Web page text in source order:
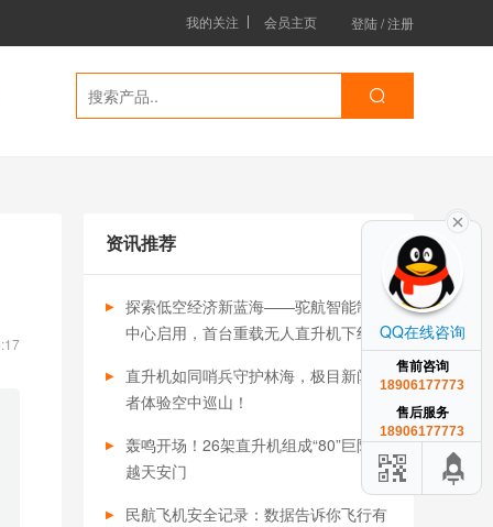
我的关注 会员主页 登陆/注册
资讯推荐
探索低空经济新蓝海——驼航智能制造
中心启用，首台重载无人直升机下线交
直升机如同哨兵守护林海，极目新闻记
者体验空中巡山！
轰鸣开场！26架直升机组成“80”巨阵飞
越天安门
民航飞机安全记录：数据告诉你飞行有
QQ在线咨询
售前咨询
18906177773
售后服务
18906177773